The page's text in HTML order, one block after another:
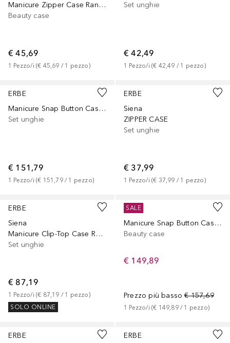
Manicure Zipper Case Range "Siena", green, 5 pcs.
Beauty case
€ 45,69
1 Pezzo/i (€ 45,69 / 1 pezzo)
Set unghie
€ 42,49
1 Pezzo/i (€ 42,49 / 1 pezzo)
ERBE
Manicure Snap Button Case Range "Antik", brown, 7 pcs.
Set unghie
€ 151,79
1 Pezzo/i (€ 151,79 / 1 pezzo)
ERBE
Siena
ZIPPER CASE
Set unghie
€ 37,99
1 Pezzo/i (€ 37,99 / 1 pezzo)
ERBE
Siena
Manicure Clip-Top Case Range "Siena", black, 5 pcs.
Set unghie
€ 87,19
1 Pezzo/i (€ 87,19 / 1 pezzo)
SOLO ONLINE
ERBE
Manicure Snap Button Case Range "Mountain Bear", brown, 7 pcs.
Beauty case
€ 149,89
Prezzo più basso € 157,69
1 Pezzo/i (€ 149,89 / 1 pezzo)
SALE
ERBE ERBE